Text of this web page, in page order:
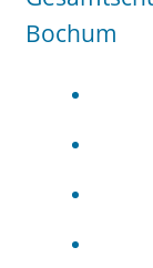
Bochum